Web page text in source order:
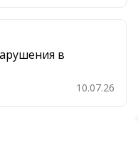
в
10.07.26